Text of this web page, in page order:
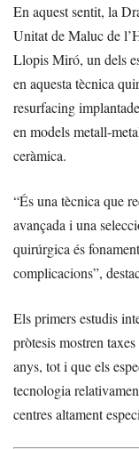
En aquest sentit, la
Unitat de Maluc de
Llopis Miró, un dels
en aquesta tècnica
resurfacing
en models metall-
ceràmica.
“És una tècnica que
avançada i una
quirúrgica és
complicacions”,
Els primers estudis
pròtesis mostren
anys, tot i que els
tecnologia
centres altament